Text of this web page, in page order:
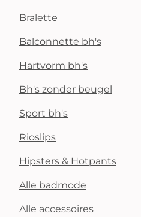
Bralette
Balconnette bh's
Hartvorm bh's
Bh's zonder beugel
Sport bh's
Rioslips
Hipsters & Hotpants
Alle badmode
Alle accessoires